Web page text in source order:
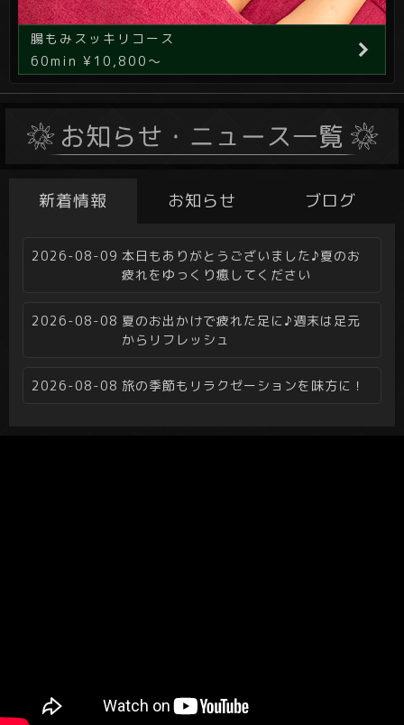
腸もみスッキリコース
60min ¥10,800～
新着情報 お知らせ ブログ
2026-08-09 本日もありがとうございました♪夏のお
疲れをゆっくり癒してください
2026-08-08 夏のお出かけで疲れた足に♪週末は足元
からリフレッシュ
2026-08-08 旅の季節もリラクゼーションを味方に！